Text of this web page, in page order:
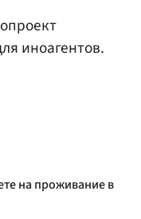
иноагентов.
на проживание в